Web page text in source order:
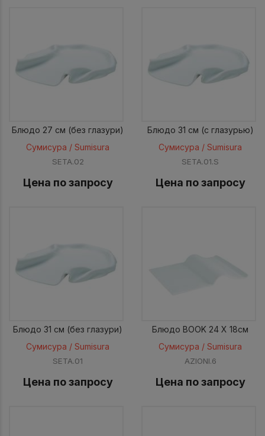
Блюдо 27 см (без глазури)
Сумисура / Sumisura
SETA.02
Цена по запросу
Блюдо 31 см (c глазурью)
Сумисура / Sumisura
SETA.01.S
Цена по запросу
Блюдо 31 см (без глазури)
Сумисура / Sumisura
SETA.01
Цена по запросу
Блюдо BOOK 24 X 18см
Сумисура / Sumisura
AZIONI.6
Цена по запросу